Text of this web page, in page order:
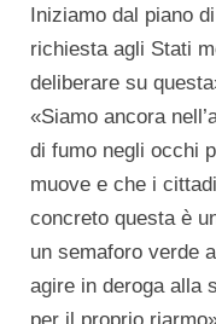
Iniziamo dal piano
richiesta agli Stati
deliberare su
«Siamo ancora
di fumo negli occhi
muove e che i
concreto questa è
un semaforo verde
agire in deroga alla